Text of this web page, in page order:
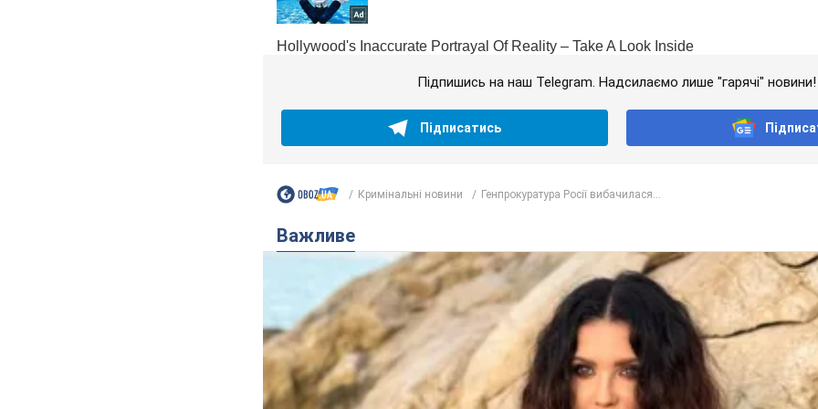
Підпишись на наш Telegram. Надсилаємо лише "гарячі" новини!
Підписатись
Кримінальні новини Генпрокуратура Росії вибачилася...
Важливе